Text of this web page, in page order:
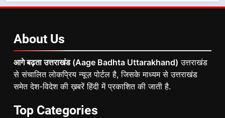
About Us
आगे बढ़ता उत्तराखंड (Aage Badhta Uttarakhand) उत्तराखंड
से संचालित लोकप्रिय न्यूज़ पोर्टल है, जिसके माध्यम से उत्तराखंड
समेत देश-विदेश की ख़बरें हिंदी में प्रकाशित की जाती है.
Top Categories